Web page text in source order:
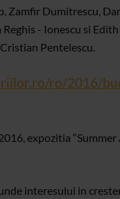
Zamfir Dumitrescu,
- Ionescu si
Pentelescu.
ro/2016/
expozitia
interesului in